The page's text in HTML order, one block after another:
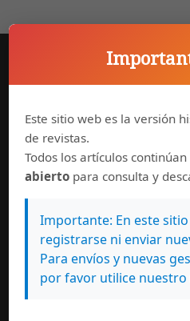
Información general
Normas de autor
Políticas de uso
Suscríbase a esta revista
Documentos de consulta
Guía básica para autores
Este sitio web es la versión
de revistas.
Todos los artículos
abierto para consulta y
Importante: En este
registrarse ni enviar
Para envíos y nuevas
por favor utilice nuestro